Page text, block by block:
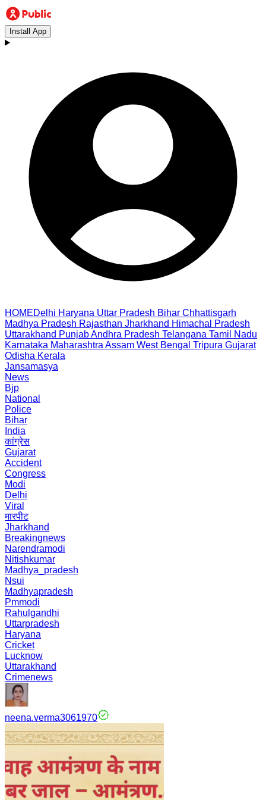
Install App
HOMEDelhi Haryana Uttar Pradesh Bihar Chhattisgarh
Madhya Pradesh Rajasthan Jharkhand Himachal Pradesh
Uttarakhand PunjabAndhra Pradesh Telangana Tamil Nadu
Karnataka Maharashtra Assam West Bengal Tripura Gujarat
Odisha Kerala
Jansamasya
News
Bjp
National
Police
Bihar
India
कांग्रेस
Gujarat
Accident
Congress
Modi
Delhi
Viral
मारपीट
Jharkhand
Breakingnews
Narendramodi
Nitishkumar
Madhya_pradesh
Nsui
Madhyapradesh
Pmmodi
Rahulgandhi
Uttarpradesh
Haryana
Cricket
Lucknow
Uttarakhand
Crimenews
neena.verma3061970